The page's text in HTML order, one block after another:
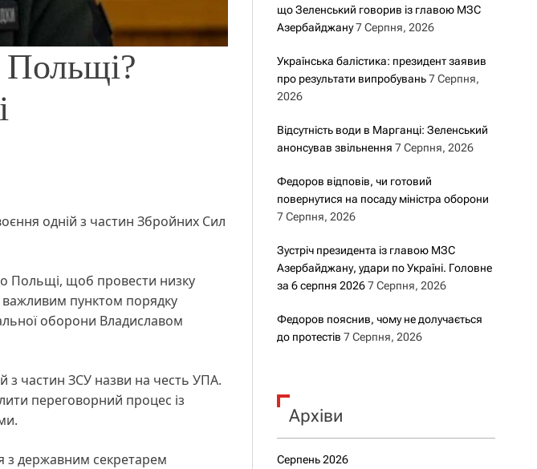
одній з частин Збройних Сил
Польщі, щоб провести низку
пунктом порядку
оборони Владиславом
частин ЗСУ назви на честь УПА.
переговорний процес із
з державним секретарем
що Зеленський говорив із главою МЗС
Азербайджану 7 Серпня, 2026
Українська балістика: президент заявив
про результати випробувань 7 Серпня,
2026
Відсутність води в Марганці: Зеленський
анонсував звільнення 7 Серпня, 2026
Федоров відповів, чи готовий
повернутися на посаду міністра оборони
7 Серпня, 2026
Зустріч президента із главою МЗС
Азербайджану, удари по Україні. Головне
за 6 серпня 2026 7 Серпня, 2026
Федоров пояснив, чому не долучається
до протестів 7 Серпня, 2026
Архіви
Серпень 2026